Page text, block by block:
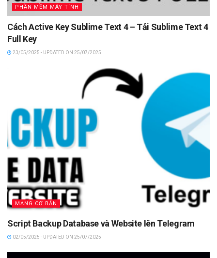
PHẦN MỀM MÁY TÍNH
Cách Active Key Sublime Text 4 – Tải Sublime Text 4
Full Key
23/05/2025 - UPDATED ON 25/07/2025
MẠNG CƠ BẢN
Script Backup Database và Website lên Telegram
02/05/2025 - UPDATED ON 25/07/2025